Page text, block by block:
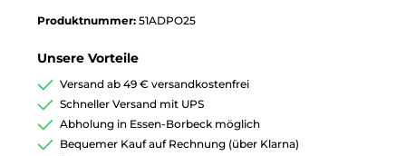
Produktnummer: 51ADPO25
Unsere Vorteile
Versand ab 49 € versandkostenfrei
Schneller Versand mit UPS
Abholung in Essen-Borbeck möglich
Bequemer Kauf auf Rechnung (über Klarna)